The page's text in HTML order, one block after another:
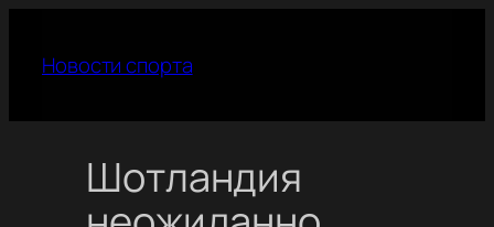
содержимому
Новости спорта
Шотландия